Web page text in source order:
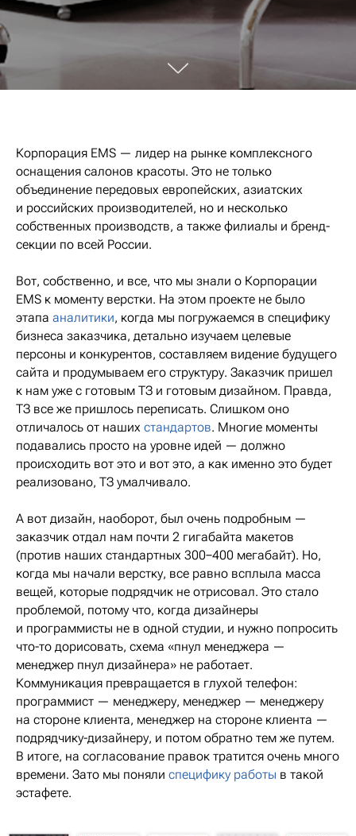
Корпорация EMS — лидер на рынке комплексного
оснащения салонов красоты. Это не только
объединение передовых европейских, азиатских
и российских производителей, но и несколько
собственных производств, а также филиалы и бренд-
секции по всей России.
Вот, собственно, и все, что мы знали о Корпорации
EMS к моменту верстки. На этом проекте не было
этапа аналитики, когда мы погружаемся в специфику
бизнеса заказчика, детально изучаем целевые
персоны и конкурентов, составляем видение будущего
сайта и продумываем его структуру. Заказчик пришел
к нам уже с готовым ТЗ и готовым дизайном. Правда,
ТЗ все же пришлось переписать. Слишком оно
отличалось от наших стандартов. Многие моменты
подавались просто на уровне идей — должно
происходить вот это и вот это, а как именно это будет
реализовано, ТЗ умалчивало.
А вот дизайн, наоборот, был очень подробным —
заказчик отдал нам почти 2 гигабайта макетов
(против наших стандартных 300−400 мегабайт). Но,
когда мы начали верстку, все равно всплыла масса
вещей, которые подрядчик не отрисовал. Это стало
проблемой, потому что, когда дизайнеры
и программисты не в одной студии, и нужно попросить
что-то дорисовать, схема «пнул менеджера —
менеджер пнул дизайнера» не работает.
Коммуникация превращается в глухой телефон:
программист — менеджеру, менеджер — менеджеру
на стороне клиента, менеджер на стороне клиента —
подрядчику-дизайнеру, и потом обратно тем же путем.
В итоге, на согласование правок тратится очень много
времени. Зато мы поняли специфику работы в такой
эстафете.